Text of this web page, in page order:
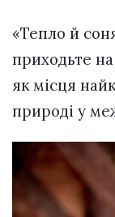
«Тепло й
приходьте
як місця
природі у